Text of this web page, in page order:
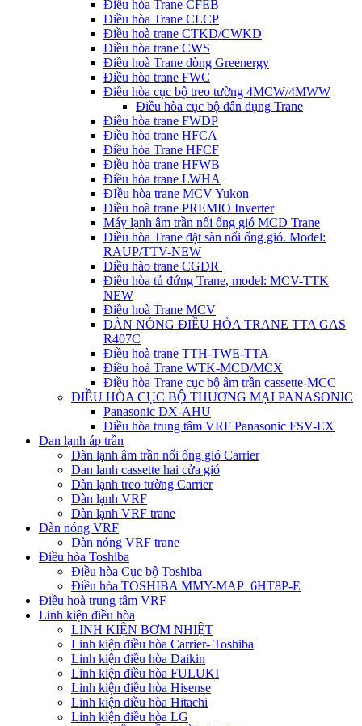
Điều hòa Trane CFEB
Điều hòa Trane CLCP
Điều hoà trane CTKD/CWKD
Điều hòa trane CWS
Điều hoà Trane dòng Greenergy
Điều hòa trane FWC
Điều hòa cục bộ treo tường 4MCW/4MWW
Điều hòa cục bộ dân dụng Trane
Điều hòa trane FWDP
Điều hòa trane HFCA
Điều hòa Trane HFCF
Điều hòa trane HFWB
Điều hòa trane LWHA
ĐIều hòa trane MCV Yukon
Điều hoà trane PREMIO Inverter
Máy lạnh âm trần nối ống gió MCD Trane
Điều hòa Trane đặt sàn nối ống gió. Model:
RAUP/TTV-NEW
Điều hào trane CGDR
Điều hòa tủ đứng Trane, model: MCV-TTK
NEW
Điều hoà Trane MCV
DÀN NÓNG ĐIỀU HÒA TRANE TTA GAS
R407C
Điều hoà trane TTH-TWE-TTA
Điều hoà Trane WTK-MCD/MCX
Điều hòa Trane cục bộ âm trần cassette-MCC
ĐIỀU HÒA CỤC BỘ THƯƠNG MẠI PANASONIC
Panasonic DX-AHU
Điều hòa trung tâm VRF Panasonic FSV-EX
Dan lạnh áp trần
Dàn lạnh âm trần nối ống gió Carrier
Dan lanh cassette hai cửa gió
Dàn lạnh treo tường Carrier
Dàn lạnh VRF
Dàn lạnh VRF trane
Dàn nóng VRF
Dàn nóng VRF trane
Điều hòa Toshiba
Điều hòa Cục bộ Toshiba
Điều hòa TOSHIBA MMY-MAP_6HT8P-E
Điều hoà trung tâm VRF
Linh kiện điều hòa
LINH KIỆN BƠM NHIỆT
Linh kiện điều hòa Carrier- Toshiba
Linh kiện điều hòa Daikin
Linh kiện điều hòa FULUKI
Linh kiện điều hòa Hisense
Linh kiện điều hòa Hitachi
Linh kiện điều hòa LG